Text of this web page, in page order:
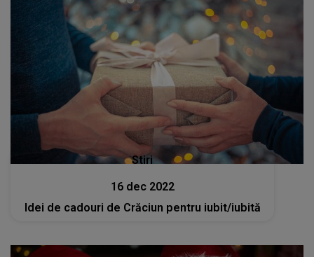
Stiri
16 dec 2022
Idei de cadouri de Crăciun pentru iubit/iubită